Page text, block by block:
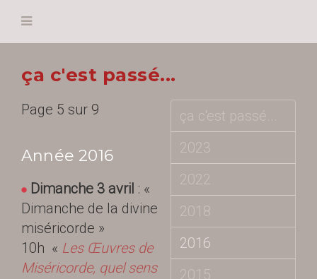
ça c'est passé...
ça c'est passé...
2023
2022
2018
2016
2015
Page 5 sur 9
Année 2016
Dimanche 3 avril : «
Dimanche de la divine
miséricorde »
10h « Les Œuvres de
Miséricorde, quel sens